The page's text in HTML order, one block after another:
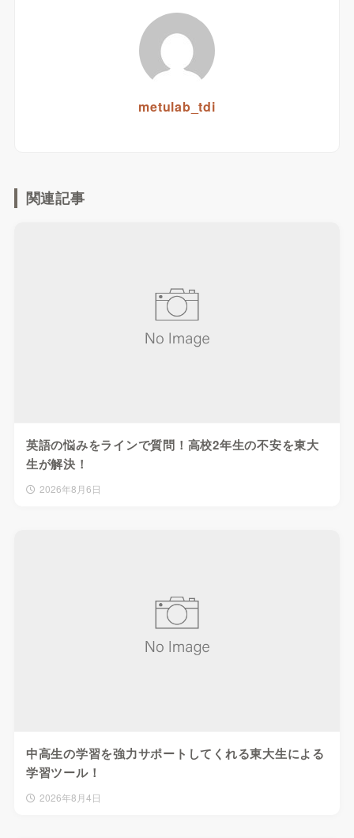
metulab_tdi
関連記事
英語の悩みをラインで質問！高校2年生の不安を東大
生が解決！
2026年8月6日
中高生の学習を強力サポートしてくれる東大生による
学習ツール！
2026年8月4日